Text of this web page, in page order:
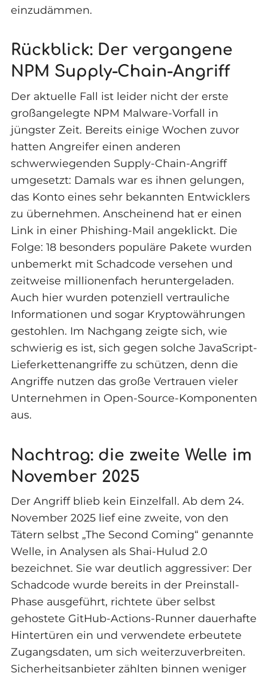
einzudämmen.
Rückblick: Der vergangene
NPM Supply-Chain-Angriff
Der aktuelle Fall ist leider nicht der erste
großangelegte NPM Malware-Vorfall in
jüngster Zeit. Bereits einige Wochen zuvor
hatten Angreifer einen anderen
schwerwiegenden Supply-Chain-Angriff
umgesetzt: Damals war es ihnen gelungen,
das Konto eines sehr bekannten Entwicklers
zu übernehmen. Anscheinend hat er einen
Link in einer Phishing-Mail angeklickt. Die
Folge: 18 besonders populäre Pakete wurden
unbemerkt mit Schadcode versehen und
zeitweise millionenfach heruntergeladen.
Auch hier wurden potenziell vertrauliche
Informationen und sogar Kryptowährungen
gestohlen. Im Nachgang zeigte sich, wie
schwierig es ist, sich gegen solche JavaScript-
Lieferkettenangriffe zu schützen, denn die
Angriffe nutzen das große Vertrauen vieler
Unternehmen in Open-Source-Komponenten
aus.
Nachtrag: die zweite Welle im
November 2025
Der Angriff blieb kein Einzelfall. Ab dem 24.
November 2025 lief eine zweite, von den
Tätern selbst „The Second Coming“ genannte
Welle, in Analysen als Shai-Hulud 2.0
bezeichnet. Sie war deutlich aggressiver: Der
Schadcode wurde bereits in der Preinstall-
Phase ausgeführt, richtete über selbst
gehostete GitHub-Actions-Runner dauerhafte
Hintertüren ein und verwendete erbeutete
Zugangsdaten, um sich weiterzuverbreiten.
Sicherheitsanbieter zählten binnen weniger